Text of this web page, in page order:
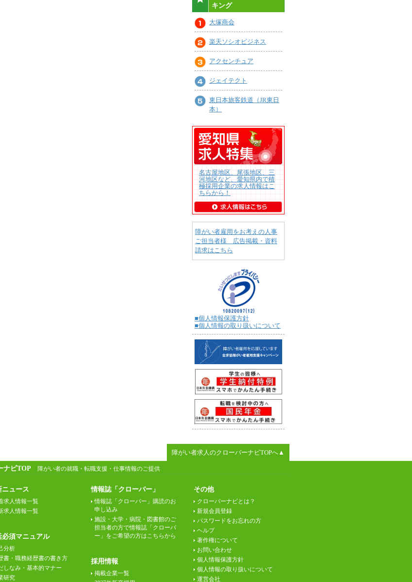
キング
大塚商会
楽天ソシオビジネス
アクセンチュア
ジェイテクト
東日本旅客鉄道（JR東日
本）
名古屋地区、尾張地区、三
河地区など、愛知県内で積
極採用企業の求人情報はこ
ちらから！
障がい者雇用をお考えの人事
ご担当者様 広告掲載・資料
請求はこちら
■個人情報保護方針
■個人情報の取り扱いについて
障がい者求人のクローバーナビTOPへ▲
ナビTOP 障がい者の就職・転職支援・仕事情報のご提供
ニュース
求人情報一覧
求人情報一覧
必須マニュアル
分析
書・職務経歴書の書き方
しなみ・基本的マナー
研究
情報誌「クローバー」
情報誌「クローバー」購読のお
申し込み
施設・大学・病院・図書館のご
担当者の方で情報誌「クローバ
ー」をご希望の方はこちらから
採用情報
掲載企業一覧
その他
クローバーナビとは？
新規会員登録
パスワードをお忘れの方
ヘルプ
著作権について
お問い合わせ
個人情報保護方針
個人情報の取り扱いについて
運営会社